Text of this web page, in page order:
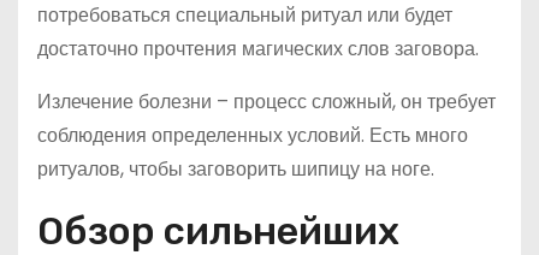
потребоваться специальный ритуал или будет
достаточно прочтения магических слов заговора.
Излечение болезни – процесс сложный, он требует
соблюдения определенных условий. Есть много
ритуалов, чтобы заговорить шипицу на ноге.
Обзор сильнейших